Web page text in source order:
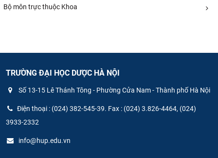
Bộ môn trực thuộc Khoa
TRƯỜNG ĐẠI HỌC DƯỢC HÀ NỘI
Số 13-15 Lê Thánh Tông - Phường Cửa Nam - Thành phố Hà Nội
Điện thoại : (024) 382-545-39. Fax : (024) 3.826-4464, (024)
3933-2332
info@hup.edu.vn